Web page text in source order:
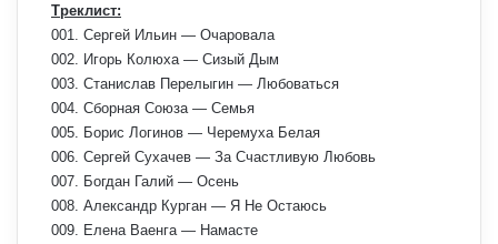
Треклист:
001. Сергей Ильин — Очаровала
002. Игорь Колюха — Сизый Дым
003. Станислав Перелыгин — Любоваться
004. Сборная Союза — Семья
005. Борис Логинов — Черемуха Белая
006. Сергей Сухачев — За Счастливую Любовь
007. Богдан Галий — Осень
008. Александр Курган — Я Не Остаюсь
009. Елена Ваенга — Намасте